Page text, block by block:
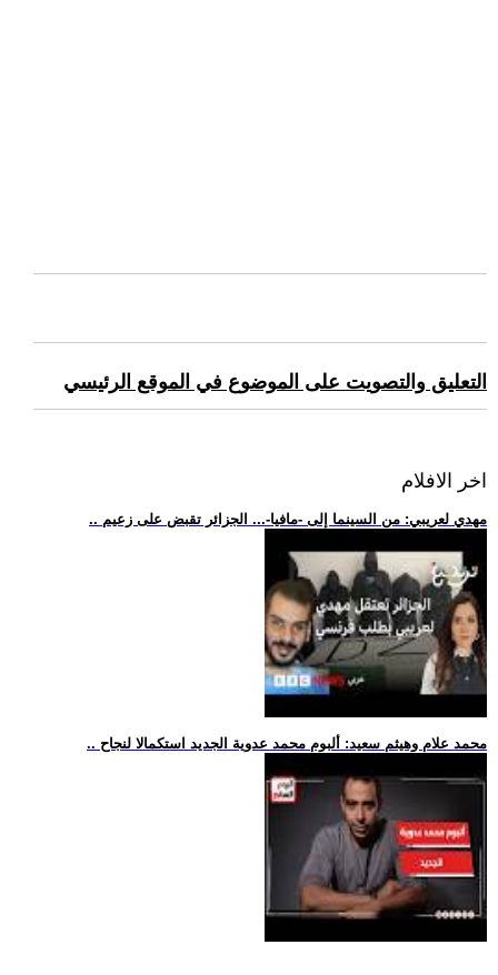
التعليق والتصويت على الموضوع في الموقع الرئيسي
اخر الافلام
.. مهدي لعريبي: من السينما إلى -مافيا-... الجزائر تقبض على زعيم
.. محمد علام وهيثم سعيد: ألبوم محمد عدوية الجديد استكمالا لنجاح